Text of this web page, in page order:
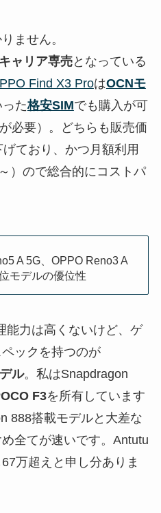
ません。
ャリア専売となっている
Find X3 ProはOCNモ
った格安SIMでも購入が可
必要）。どちらも販売価
ており、かつ月額利用
）ので総合的にコストパ
A 5G、OPPO Reno3 A
モデルの優位性
能力は高くないけど、ゲ
ックを持つのが
ル。私はSnapdragon
F3を所有しています
888搭載モデルと大差な
全てが速いです。Antutu
万超えと申し分ありま